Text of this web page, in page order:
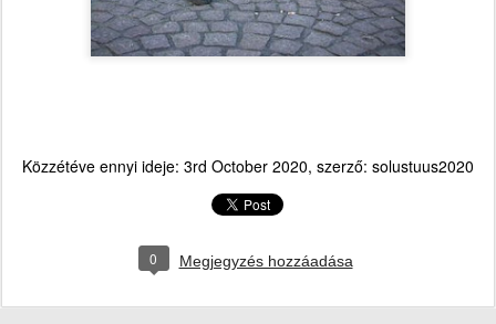
Közzétéve ennyi ideje: 3rd October 2020, szerző: solustuus2020
0 Megjegyzés hozzáadása